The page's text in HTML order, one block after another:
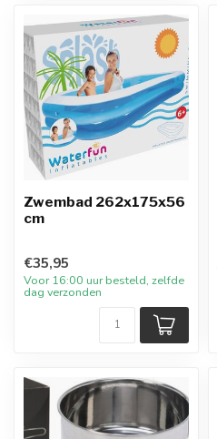
Zwembad 262x175x56
cm
€35,95
Voor 16:00 uur besteld, zelfde
dag verzonden